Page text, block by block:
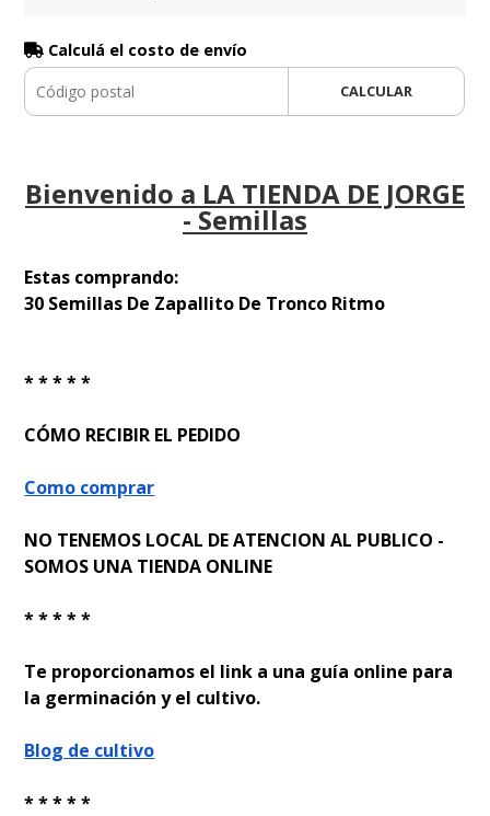
Calculá el costo de envío
CALCULAR
Bienvenido a LA TIENDA DE JORGE
- Semillas
Estas comprando:
30 Semillas De Zapallito De Tronco Ritmo
* * * * *
CÓMO RECIBIR EL PEDIDO
Como comprar
NO TENEMOS LOCAL DE ATENCION AL PUBLICO -
SOMOS UNA TIENDA ONLINE
* * * * *
Te proporcionamos el link a una guía online para
la germinación y el cultivo.
Blog de cultivo
* * * * *